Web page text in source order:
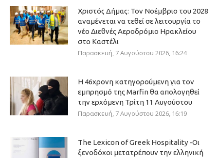
Χριστός Δήμας: Τον Νοέμβριο του 2028
αναμένεται να τεθεί σε λειτουργία το
νέο Διεθνές Αεροδρόμιο Ηρακλείου
στο Καστέλι
Παρασκευή, 7 Αυγούστου 2026, 16:24
Η 46χρονη κατηγορούμενη για τον
εμπρησμό της Marfin θα απολογηθεί
την ερχόμενη Τρίτη 11 Αυγούστου
Παρασκευή, 7 Αυγούστου 2026, 16:19
The Lexicon of Greek Hospitality -Οι
ξενοδόχοι μετατρέπουν την ελληνική